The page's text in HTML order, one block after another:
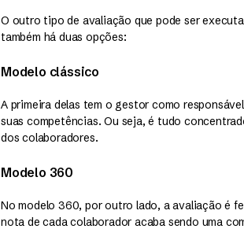
O outro tipo de avaliação que pode ser
também há duas opções:
Modelo clássico
A primeira delas tem o gestor como
suas competências. Ou seja, é tudo
dos colaboradores.
Modelo 360
No modelo 360, por outro lado, a avaliação é
nota de cada colaborador acaba sendo uma